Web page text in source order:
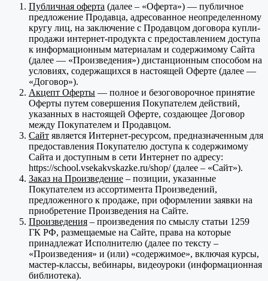
Публичная оферта (далее – «Оферта») — публичное
предложение Продавца, адресованное неопределенному
кругу лиц, на заключение с Продавцом договора купли-
продажи интернет-продукта с предоставлением доступа
к информационным материалам и содержимому Сайта
(далее — «Произведения») дистанционным способом на
условиях, содержащихся в настоящей Оферте (далее —
«Договор»).
Акцепт Оферты — полное и безоговорочное принятие
Оферты путем совершения Покупателем действий,
указанных в настоящей Оферте, создающее Договор
между Покупателем и Продавцом.
Сайт является Интернет-ресурсом, предназначенным для
предоставления Покупателю доступа к содержимому
Сайта и доступным в сети Интернет по адресу:
https://school.vsekakvskazke.ru/shop/ (далее – «Сайт»).
Заказ на Произведение – позиции, указанные
Покупателем из ассортимента Произведений,
предложенного к продаже, при оформлении заявки на
приобретение Произведения на Сайте.
Произведения – произведения по смыслу статьи 1259
ГК РФ, размещаемые на Сайте, права на которые
принадлежат Исполнителю (далее по тексту –
«Произведения» и (или) «содержимое», включая курсы,
мастер-классы, вебинары, видеоуроки (информационная
библиотека).